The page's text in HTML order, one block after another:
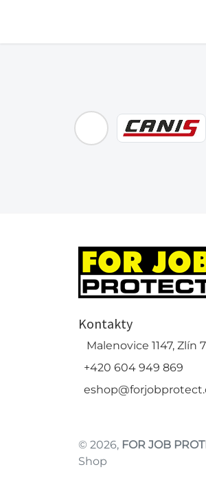
Kontakty
Malenovice 1147, Zlín
+420 604 949 869
© 2026, FOR JOB
Shop